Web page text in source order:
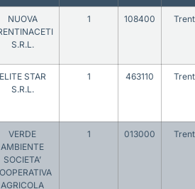
NUOVA
S.R.L.
1 108400
ELITE STAR
S.R.L.
1 463110
VERDE
AMBIENTE
SOCIETA’
AGRICOLA
1 013000